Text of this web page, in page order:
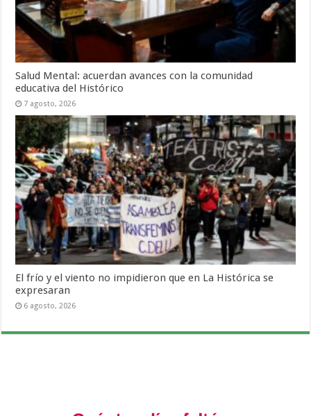
Salud Mental: acuerdan avances con la comunidad
educativa del Histórico
7 agosto, 2026
El frío y el viento no impidieron que en La Histórica se
expresaran
6 agosto, 2026